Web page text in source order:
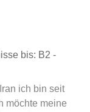
bis: B2 -
ich bin seit
möchte meine